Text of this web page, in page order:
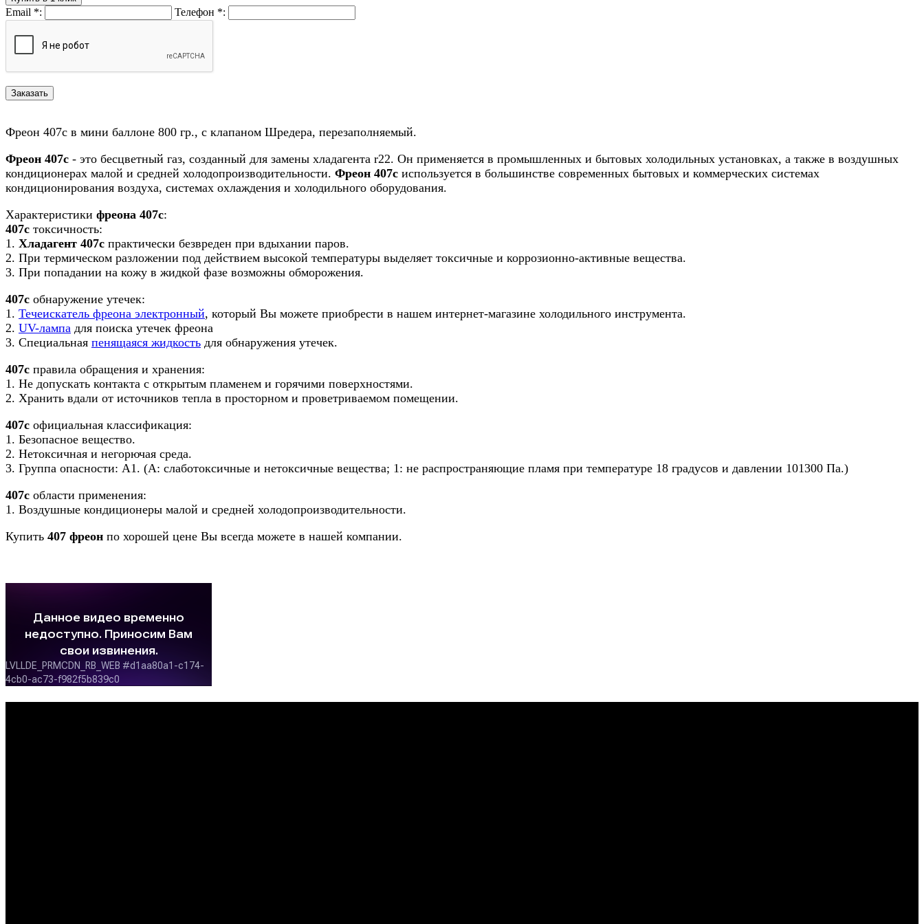
Email *: Телефон *:
Фреон 407c в мини баллоне 800 гр., с клапаном Шредера, перезаполняемый.
Фреон 407c - это бесцветный газ, созданный для замены хладагента r22. Он применяется в промышленных и бытовых холодильных установках, а также в воздушных
кондиционерах малой и средней холодопроизводительности. Фреон 407c используется в большинстве современных бытовых и коммерческих системах
кондиционирования воздуха, системах охлаждения и холодильного оборудования.
Характеристики фреона 407c:
407c токсичность:
1. Хладагент 407c практически безвреден при вдыхании паров.
2. При термическом разложении под действием высокой температуры выделяет токсичные и коррозионно-активные вещества.
3. При попадании на кожу в жидкой фазе возможны обморожения.
407c обнаружение утечек:
1. Течеискатель фреона электронный, который Вы можете приобрести в нашем интернет-магазине холодильного инструмента.
2. UV-лампа для поиска утечек фреона
3. Специальная пенящаяся жидкость для обнаружения утечек.
407c правила обращения и хранения:
1. Не допускать контакта с открытым пламенем и горячими поверхностями.
2. Хранить вдали от источников тепла в просторном и проветриваемом помещении.
407c официальная классификация:
1. Безопасное вещество.
2. Нетоксичная и негорючая среда.
3. Группа опасности: А1. (А: слаботоксичные и нетоксичные вещества; 1: не распространяющие пламя при температуре 18 градусов и давлении 101300 Па.)
407c области применения:
1. Воздушные кондиционеры малой и средней холодопроизводительности.
Купить 407 фреон по хорошей цене Вы всегда можете в нашей компании.